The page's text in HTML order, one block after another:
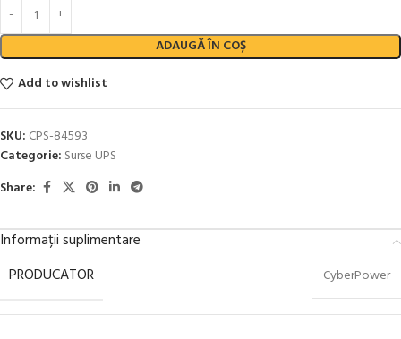
ADAUGĂ ÎN COȘ
Add to wishlist
SKU: CPS-84593
Categorie: Surse UPS
Share:
Informații suplimentare
PRODUCATOR
CyberPower